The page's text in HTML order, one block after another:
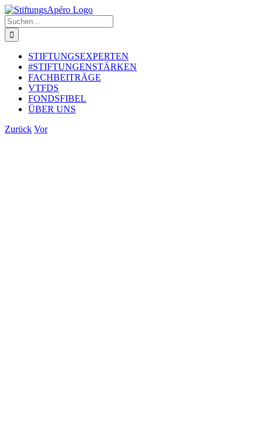
Zum
Inhalt
springen
Suche
nach:
STIFTUNGSEXPERTEN
#STIFTUNGENSTÄRKEN
FACHBEITRÄGE
VTFDS
FONDSFIBEL
ÜBER UNS
Zurück Vor